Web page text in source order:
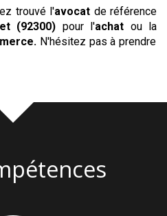
trouvé l'avocat de référence
(92300) pour l'achat ou la
. N'hésitez pas à prendre